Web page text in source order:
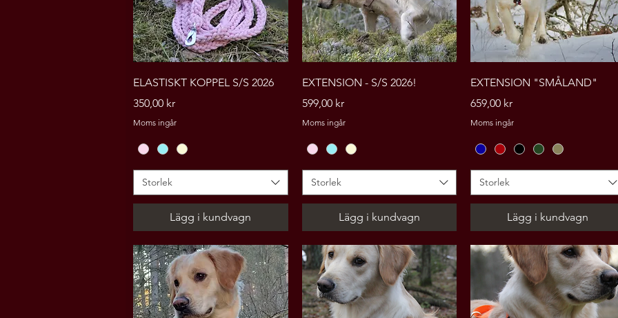
Snabbvisning
ELASTISKT KOPPEL S/S 2026
Pris
350,00 kr
Moms ingår
Storlek
Lägg i kundvagn
Snabbvisning
EXTENSION - S/S 2026!
Pris
599,00 kr
Moms ingår
Storlek
Lägg i kundvagn
Snabbvisning
EXTENSION "SMÅLAND"
Pris
659,00 kr
Moms ingår
Storlek
Lägg i kundvagn